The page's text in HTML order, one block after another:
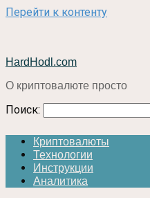
Перейти к контенту
HardHodl.com
О криптовалюте просто
Поиск:
Криптовалюты
Технологии
Инструкции
Аналитика